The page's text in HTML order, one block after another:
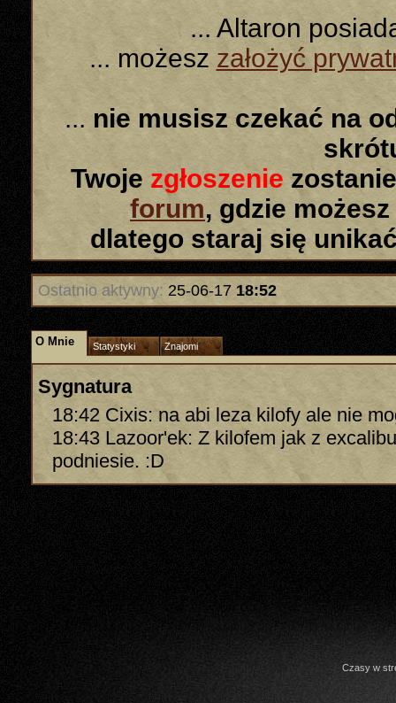
... Altaron
... możeszzałożyć
... nie musisz czekać na
Twoje zgłoszenie
forum, gdzie
dlatego staraj się
Ostatnio aktywny: 25-06-17 18:52
O Mnie Statystyki Znajomi
Sygnatura
18:42 Cixis: na abi leza kilofy ale nie
18:43 Lazoor'ek: Z kilofem jak z
podniesie. :D
Czasy w